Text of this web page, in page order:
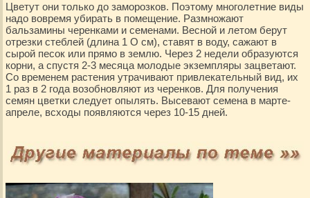
Цветут они только до заморозков. Поэтому многолетние виды
надо вовремя убирать в помещение. Размножают
бальзамины черенками и семенами. Весной и летом берут
отрезки стеблей (длина 1 О см), ставят в воду, сажают в
сырой песок или прямо в землю. Через 2 недели образуются
корни, а спустя 2-3 месяца молодые экземпляры зацветают.
Со временем растения утрачивают привлекательный вид, их
1 раз в 2 года возобновляют из черенков. Для получения
семян цветки следует опылять. Высевают семена в марте-
апреле, всходы появляются через 10-15 дней.